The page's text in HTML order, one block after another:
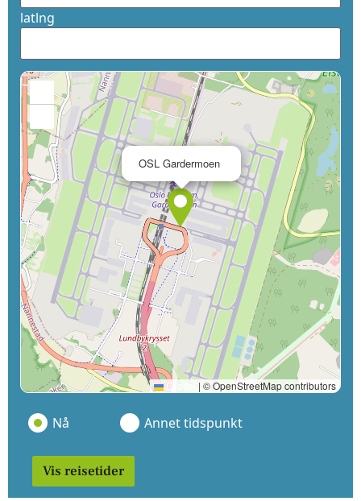
latlng
OSL Gardermoen
Leaflet | © OpenStreetMap contributors
Nå Annet tidspunkt
Vis reisetider